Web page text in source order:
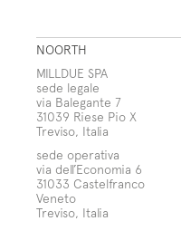
NOORTH
MILLDUE SPA
sede legale
via Balegante 7
31039 Riese Pio X
Treviso, Italia
sede operativa
via dell’Economia 6
31033 Castelfranco
Veneto
Treviso, Italia